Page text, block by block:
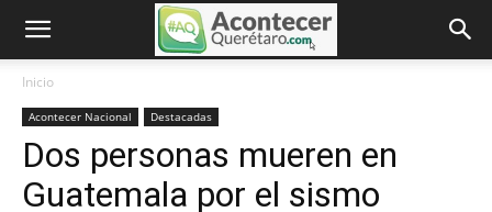
Inicio
Acontecer Nacional Destacadas
Dos personas mueren en
Guatemala por el sismo